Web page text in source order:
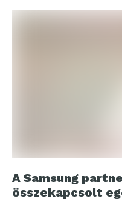
A Samsung
összekapcsolt